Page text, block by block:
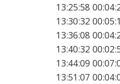
13:25:58
13:30:32
13:36:08
13:40:32
13:44:09
13:51:07